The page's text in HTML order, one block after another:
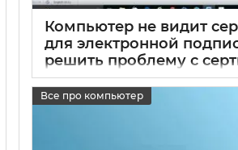
Компьютер не видит
для электронной
решить проблему с
подписи
17 05 2025 0
Все про компьютер